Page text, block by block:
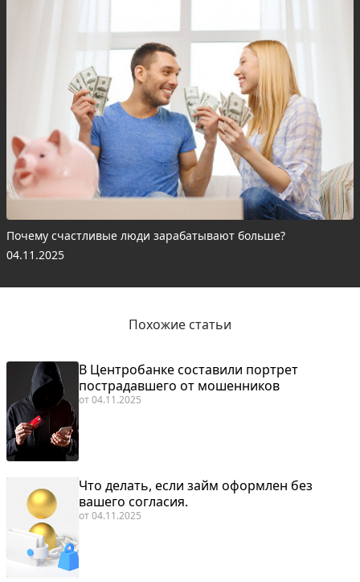
Почему счастливые люди зарабатывают больше?
04.11.2025
Похожие статьи
В Центробанке составили портрет
пострадавшего от мошенников
от04.11.2025
Что делать, если займ оформлен без
вашего согласия.
от04.11.2025